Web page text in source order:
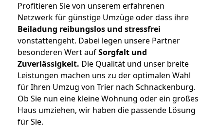
Profitieren Sie von unserem erfahrenen
Netzwerk für günstige Umzüge oder dass ihre
Beiladung reibungslos und stressfrei
vonstattengeht. Dabei legen unsere Partner
besonderen Wert aufSorgfalt und
Zuverlässigkeit. Die Qualität und unser breite
Leistungen machen uns zu der optimalen Wahl
für Ihren Umzug von Trier nach Schnackenburg.
Ob Sie nun eine kleine Wohnung oder ein großes
Haus umziehen, wir haben die passende Lösung
für Sie.